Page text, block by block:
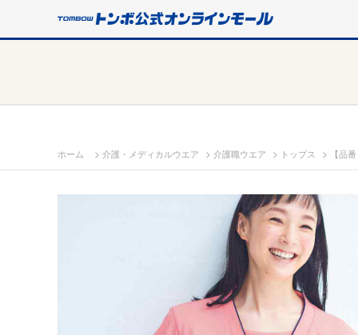
ホーム > 介護・メディカルウエア > 介護職ウエア > トップス > 【品